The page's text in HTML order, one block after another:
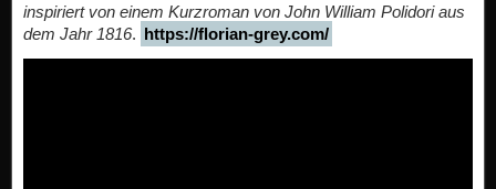
inspiriert von einem Kurzroman von John William Polidori aus
dem Jahr 1816. https://florian-grey.com/